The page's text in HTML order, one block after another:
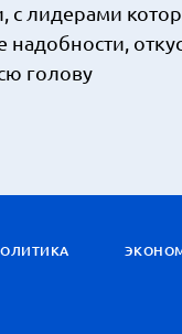
с лидерами
надобности,
голову